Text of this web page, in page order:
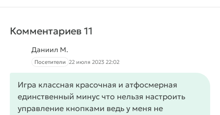
Комментариев 11
Даниил М.
Посетители 22 июля 2023 22:02
Игра классная красочная и атфосмерная
единственный минус что нельзя настроить
управление кнопками ведь у меня не